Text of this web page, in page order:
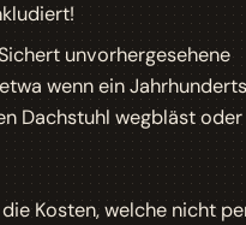
unvorhergesehene
wenn ein
Dachstuhl wegbläst
Kosten, welche nicht